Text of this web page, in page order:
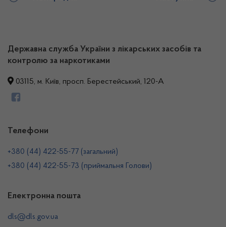
Державна служба України з лікарських засобів та
контролю за наркотиками
03115, м. Київ, просп. Берестейський, 120-А
Телефони
+380 (44) 422-55-77 (загальний)
+380 (44) 422-55-73 (приймальня Голови)
Електронна пошта
dls@dls.gov.ua